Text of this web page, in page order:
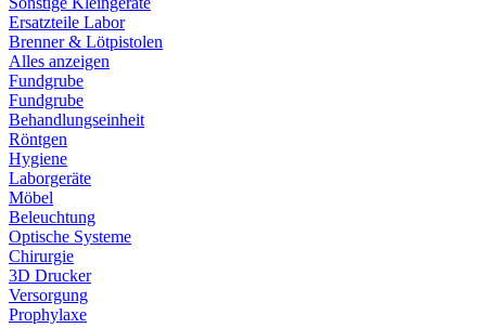
Ersatzteile Labor
Brenner & Lötpistolen
Alles anzeigen
Fundgrube
Fundgrube
Behandlungseinheit
Röntgen
Hygiene
Laborgeräte
Möbel
Beleuchtung
Optische Systeme
Chirurgie
3D Drucker
Versorgung
Prophylaxe